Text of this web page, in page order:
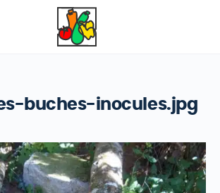
buches-inocules.jpg